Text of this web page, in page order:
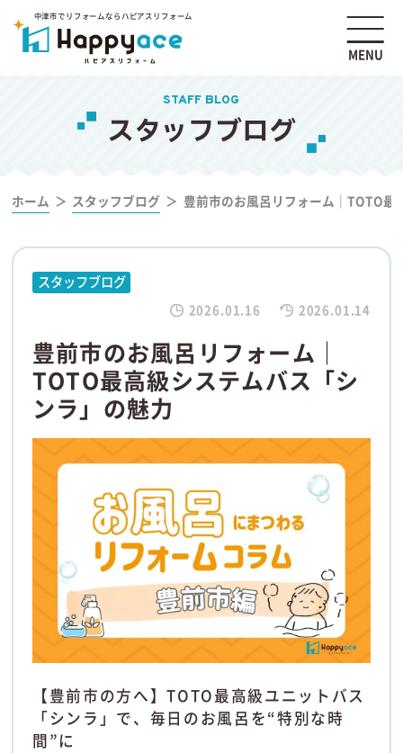
中津市でリフォームならハピアスリフォーム
MENU
STAFF BLOG
スタッフブログ
ホーム スタッフブログ 豊前市のお風呂リフォーム｜TOTO
スタッフブログ
2026.01.16 2026.01.14
豊前市のお風呂リフォーム｜
TOTO最高級システムバス「シ
ンラ」の魅力
【豊前市の方へ】TOTO最高級ユニットバス
「シンラ」で、毎日のお風呂を“特別な時
間”に